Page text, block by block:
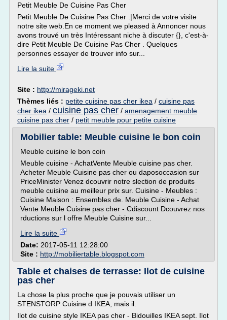
Petit Meuble De Cuisine Pas Cher
Petit Meuble De Cuisine Pas Cher .|Merci de votre visite
notre site web.En ce moment we pleased à Annoncer nous
avons trouvé un très Intéressant niche à discuter {}, c'est-à-
dire Petit Meuble De Cuisine Pas Cher . Quelques
personnes essayer de trouver info sur...
Lire la suite
Site : http://mirageki.net
Thèmes liés : petite cuisine pas cher ikea / cuisine pas
cher ikea / cuisine pas cher / amenagement meuble
cuisine pas cher / petit meuble pour petite cuisine
Mobilier table: Meuble cuisine le bon coin
Meuble cuisine le bon coin
Meuble cuisine - AchatVente Meuble cuisine pas cher.
Acheter Meuble Cuisine pas cher ou daposoccasion sur
PriceMinister Venez dcouvrir notre slection de produits
meuble cuisine au meilleur prix sur. Cuisine - Meubles :
Cuisine Maison : Ensembles de. Meuble Cuisine - Achat
Vente Meuble Cuisine pas cher - Cdiscount Dcouvrez nos
rductions sur l offre Meuble Cuisine sur...
Lire la suite
Date: 2017-05-11 12:28:00
Site : http://mobiliertable.blogspot.com
Table et chaises de terrasse: Ilot de cuisine
pas cher
La chose la plus proche que je pouvais utiliser un
STENSTORP Cuisine d IKEA, mais il.
Ilot de cuisine style IKEA pas cher - Bidouilles IKEA sept. Ilot